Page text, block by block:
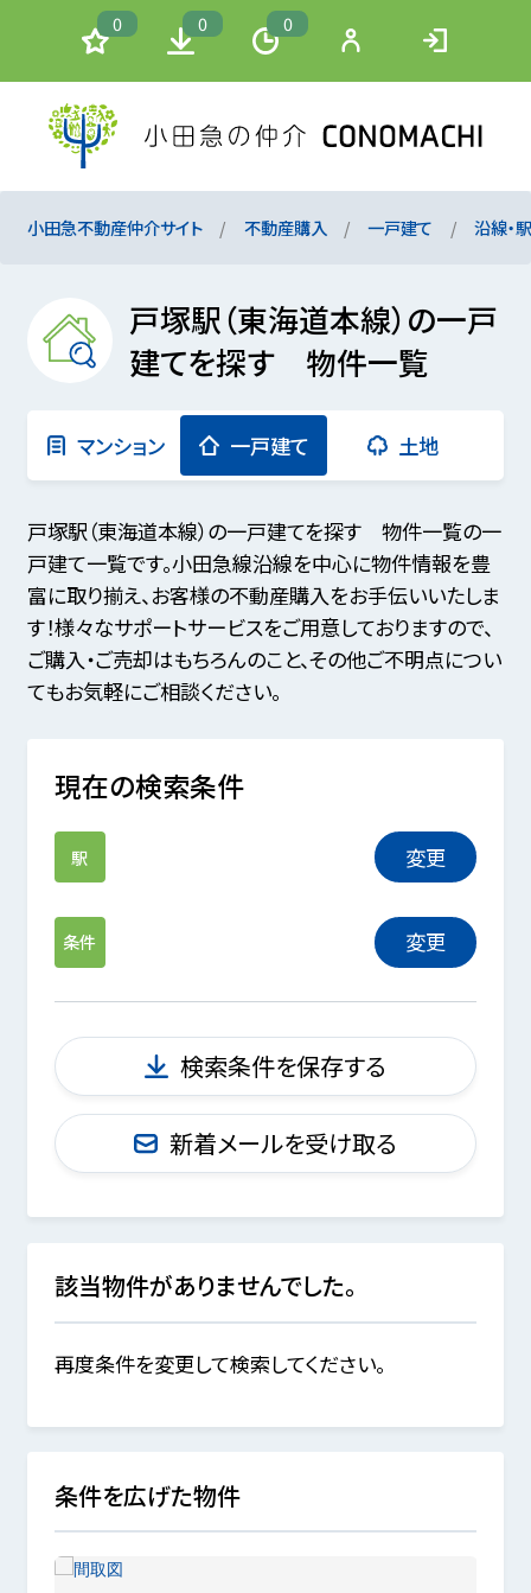
0 0 0
小田急不動産仲介サイト 不動産購入 一戸建て 沿線・
戸塚駅（東海道本線）の一戸
建てを探す 物件一覧
マンション 一戸建て 土地
戸塚駅（東海道本線）の一戸建てを探す 物件一覧の一
戸建て一覧です。小田急線沿線を中心に物件情報を豊
富に取り揃え、お客様の不動産購入をお手伝いいたしま
す！様々なサポートサービスをご用意しておりますので、
ご購入・ご売却はもちろんのこと、その他ご不明点につい
てもお気軽にご相談ください。
現在の検索条件
駅 変更
条件 変更
検索条件を保存する
新着メールを受け取る
該当物件がありませんでした。
再度条件を変更して検索してください。
条件を広げた物件